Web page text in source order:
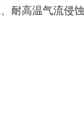
耐高温气流侵